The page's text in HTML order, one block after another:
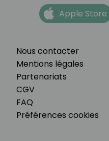
Nous contacter
Mentions légales
Partenariats
CGV
FAQ
Préférences cookies
Apple Store